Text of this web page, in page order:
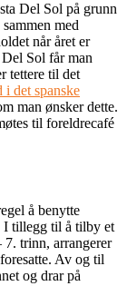
Del Sol på grunn
med
når året er
Sol får man
tettere til det
det spanske
man ønsker dette.
til foreldrecafé
å benytte
I tillegg til å tilby et
trinn, arrangerer
Av og til
og drar på